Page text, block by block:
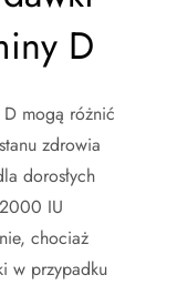
D
mogą różnić
zdrowia
dorosłych
IU
chociaż
w przypadku